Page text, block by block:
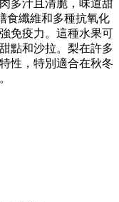
多汁且清脆，味道甜
食纖維和多種抗氧化
免疫力。這種水果可
點和沙拉。梨在許多
性，特別適合在秋冬